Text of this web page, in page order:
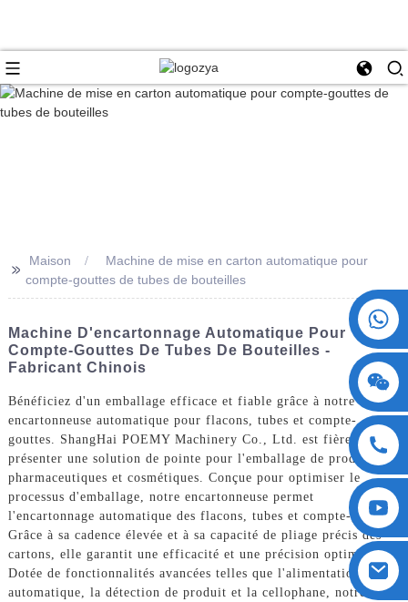
>>
Maison
Machine de mise en carton automatique pour
compte-gouttes de tubes de bouteilles
Machine D'encartonnage Automatique Pour
Compte-Gouttes De Tubes De Bouteilles -
Fabricant Chinois
Bénéficiez d'un emballage efficace et fiable grâce à notre
encartonneuse automatique pour flacons, tubes et compte-
gouttes. ShangHai POEMY Machinery Co., Ltd. est fière de
présenter une solution de pointe pour l'emballage de produits
pharmaceutiques et cosmétiques. Conçue pour optimiser le
processus d'emballage, notre encartonneuse permet
l'encartonnage automatique des flacons, tubes et compte-gouttes.
Grâce à sa cadence élevée et à sa capacité de pliage précis des
cartons, elle garantit une efficacité et une précision optimales.
Dotée de fonctionnalités avancées telles que l'alimentation
automatique, la détection de produit et la cellophane, notre